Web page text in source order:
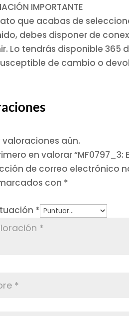
IMPORTANTE
que acabas de
debes disponer de
Lo tendrás disponible
de cambio o
valoraciones aún.
en valorar
de correo electrónico
con *
*